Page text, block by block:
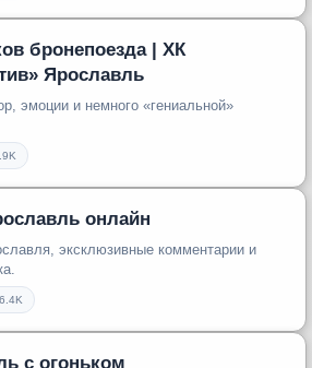
бронепоезда | ХК
Ярославль
эмоции и немного «гениальной»
онлайн
эксклюзивные комментарии и
с огоньком